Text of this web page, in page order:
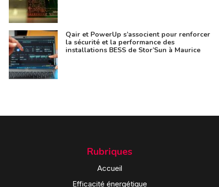
Qair et PowerUp s’associent pour renforcer
la sécurité et la performance des
installations BESS de Stor’Sun à Maurice
Rubriques
Accueil
Efficacité énergétique